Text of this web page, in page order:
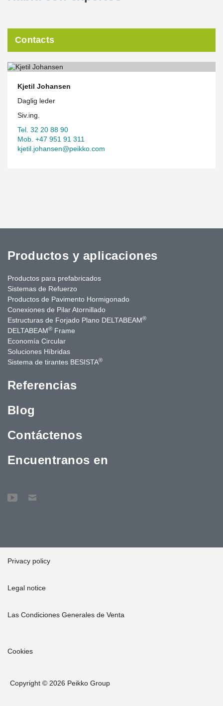
Contacts
Kjetil Johansen
Daglig leder
Siv.ing.
Tel. 32 20 88 90
Mob. +47 951 91 311
kjetil.johansen@peikko.com
Productos y aplicaciones
Productos para prefabricados
Sistemas de Refuerzo
Productos de Pavimento Hormigonado
Conexiones de Pilar Atornillado
Estructuras de Forjado Plano DELTABEAM®
DELTABEAM® Frame
Economía Circular
Soluciones Híbridas
Sistema de tirantes BESISTA®
Referencias
Blog
Contáctenos
Encuentranos en
Privacy policy
Legal notice
Las Condiciones Generales de Venta
Cookies
Copyright © 2026 Peikko Group